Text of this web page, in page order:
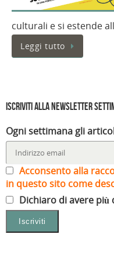
culturali e si estende
Leggi tutto
Iscriviti alla Newsletter
Ogni settimana gli
Acconsento alla
in questo sito come
Dichiaro di avere più